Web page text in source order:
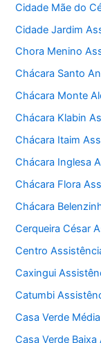
Cidade Mãe do
Cidade Jardim
Chora Menino
Chácara Santo
Chácara Monte
Chácara Klabin
Chácara Itaim
Chácara Inglesa
Chácara Flora
Chácara
Cerqueira César
Centro
Caxingui
Catumbi
Casa Verde
Casa Verde